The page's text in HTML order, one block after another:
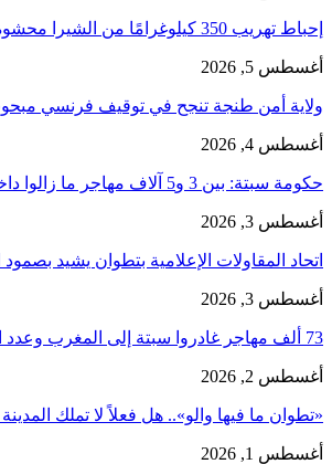
إحباط تهريب 350 كيلوغرامًا من الشيرا محشوة داخل قوالب…
أغسطس 5, 2026
ولاية أمن طنجة تنجح في توقيف فرنسي
أغسطس 4, 2026
حكومة سبتة: بين 3 و5 آلاف مهاجر ما زالوا داخل المدينة و862…
أغسطس 3, 2026
اتحاد المقاولات الإعلامية بتطوان يشيد
أغسطس 3, 2026
73 ألف مهاجر غادروا سبتة إلى المغرب وعدد القتلى يرتفع لـ71
أغسطس 2, 2026
«تطوان ما فيها والو».. هل فعلاً لا تملك
أغسطس 1, 2026